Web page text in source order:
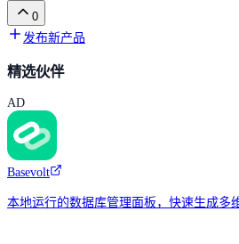
0
发布新产品
精选伙伴
AD
Basevolt
本地运行的数据库管理面板，快速生成多